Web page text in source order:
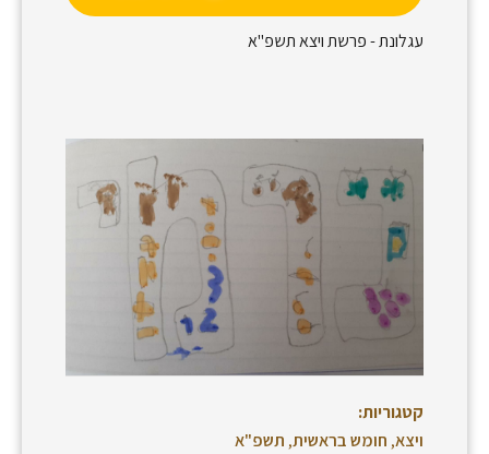
עגלונת - פרשת ויצא תשפ"א
קטגוריות:
ויצא, חומש בראשית, תשפ"א